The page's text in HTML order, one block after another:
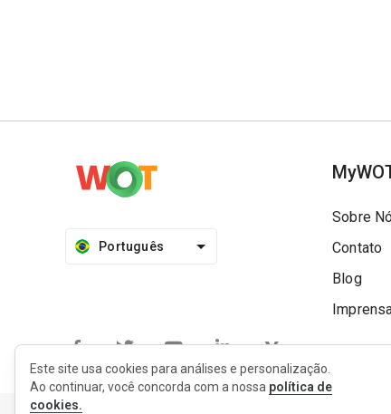
Português
Sobre
Contato
Blog
Este site usa cookies para análises e personalização.
Ao continuar, você concorda com a nossa política de
cookies.